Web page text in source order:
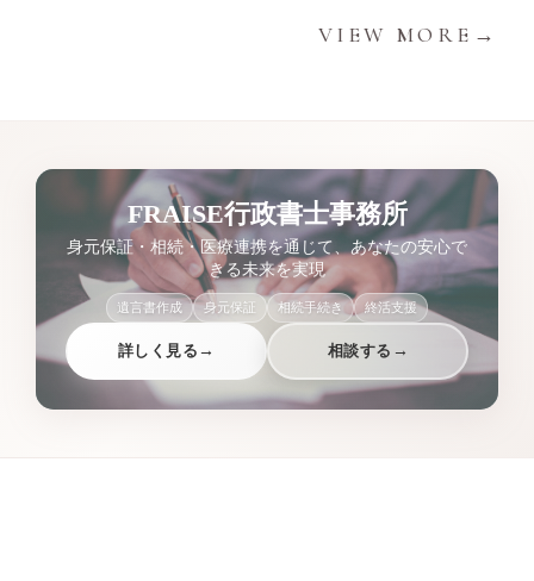
VIEW MORE→
FRAISE行政書士事務所
身元保証・相続・医療連携を通じて、あなたの安心で
きる未来を実現
遺言書作成 身元保証 相続手続き 終活支援
詳しく見る → 相談する →